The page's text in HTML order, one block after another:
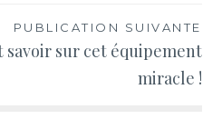
PUBLICATION SUIVANTE
sur cet équipement
miracle !